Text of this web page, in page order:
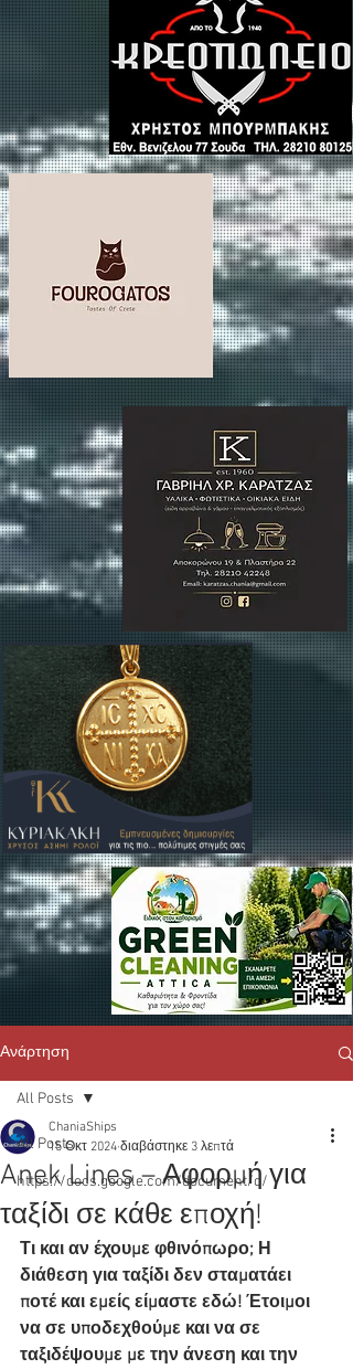
Ανάρτηση
All Posts
https://docs.google.com/document/d/
All Posts
Anek Lines – Αφορμή για
ταξίδι σε κάθε εποχή!​
ChaniaShips
15 Οκτ 2024 διαβάστηκε 3 λεπτά
Τι και αν έχουμε φθινόπωρο; Η
διάθεση για ταξίδι δεν σταματάει
ποτέ και εμείς είμαστε εδώ! Έτοιμοι
να σε υποδεχθούμε και να σε
ταξιδέψουμε με την άνεση και την